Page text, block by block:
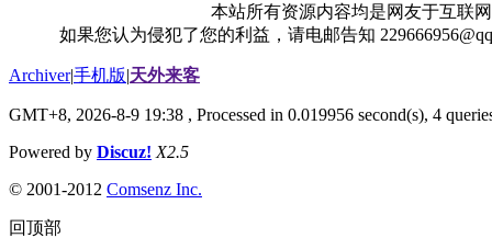
本站所有资源内容均是网友于互联
如果您认为侵犯了您的利益，请电邮告知
Archiver|手机版|天外来客
GMT+8, 2026-8-9 19:38 , Processed in 0.019956 second(s), 4
Powered by Discuz! X2.5
© 2001-2012 Comsenz Inc.
回顶部